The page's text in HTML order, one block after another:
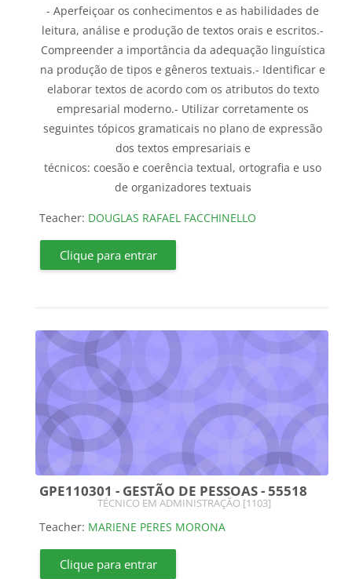
- Aperfeiçoar os conhecimentos e as habilidades de
leitura, análise e produção de textos orais e escritos.-
Compreender a importância da adequação linguística
na produção de tipos e gêneros textuais.- Identificar e
elaborar textos de acordo com os atributos do texto
empresarial moderno.- Utilizar corretamente os
seguintes tópicos gramaticais no plano de expressão
dos textos empresariais e
técnicos: coesão e coerência textual, ortografia e uso
de organizadores textuais
Teacher: DOUGLAS RAFAEL FACCHINELLO
Clique para entrar
GPE110301 - GESTÃO DE PESSOAS - 55518
Course category
TÉCNICO EM ADMINISTRAÇÃO [1103]
Teacher: MARIENE PERES MORONA
Clique para entrar